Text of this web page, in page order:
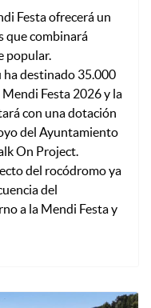
Festa ofrecerá un
que combinará
popular.
destinado 35.000
Festa 2026 y la
con una dotación
del Ayuntamiento
On Project.
del rocódromo ya
del
a la Mendi Festa y